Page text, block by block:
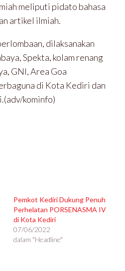
meliputi pidato bahasa
artikel ilmiah.
dilaksanakan
Spekta, kolam renang
GNI, Area Goa
di Kota Kediri dan
kominfo)
Pemkot Kediri Dukung Penuh
Perhelatan PORSENASMA IV
di Kota Kediri
07/06/2022
dalam "Headline"